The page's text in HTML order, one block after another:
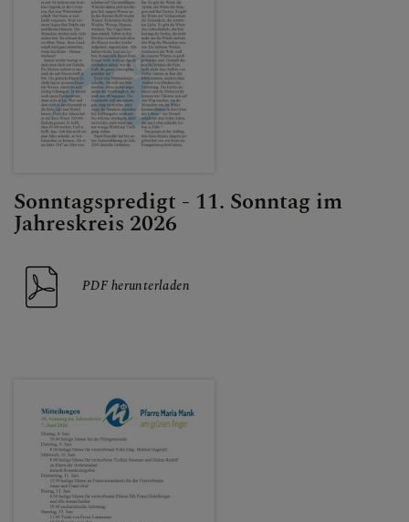
Sonntagspredigt - 11. Sonntag im
Jahreskreis 2026
PDF herunterladen